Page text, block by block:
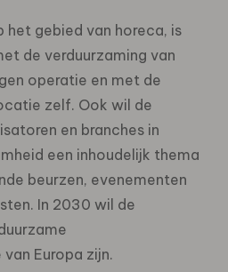
het gebied van horeca, is
de verduurzaming van
operatie en met de
zelf. Ook wil de
en branches in
een inhoudelijk thema
beurzen, evenementen
In 2030 wil de
Europa zijn.